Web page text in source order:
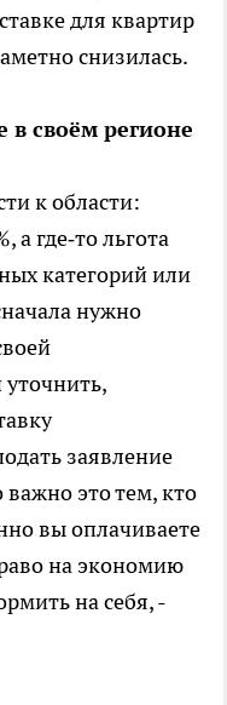
для квартир
снизилась.
в своём регионе
к области:
а где‑то льгота
категорий или
нужно
заявление
это тем, кто
вы оплачиваете
на экономию
на себя, -